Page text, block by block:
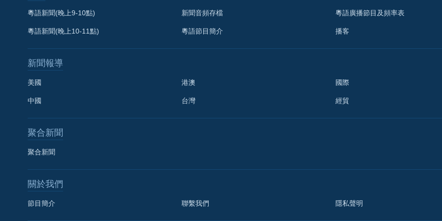
粵語新聞(晚上9-10點)
粵語新聞(晚上10-11點)
新聞音頻存檔
粵語節目簡介
粵語廣播節目及頻率表
播客
新聞報導
美國
中國
港澳
台灣
國際
經貿
聚合新聞
聚合新聞
關於我們
節目簡介 聯繫我們 隱私聲明